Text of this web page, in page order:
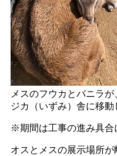
メスのフウカとバニラ
ジカ（いずみ）舎に移動
※期間は工事の進み具合
オスとメスの展示場所